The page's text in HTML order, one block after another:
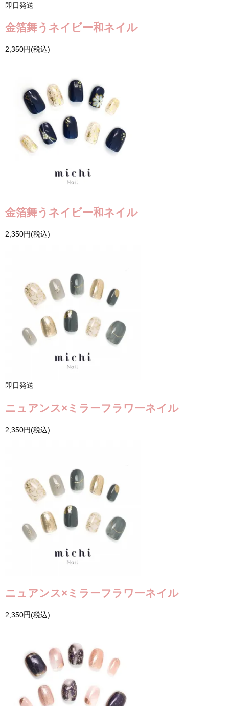
即日発送
金箔舞うネイビー和ネイル
2,350円(税込)
金箔舞うネイビー和ネイル
2,350円(税込)
即日発送
ニュアンス×ミラーフラワーネイル
2,350円(税込)
ニュアンス×ミラーフラワーネイル
2,350円(税込)